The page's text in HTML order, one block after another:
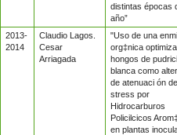
distintas épocas
año”
2013-
2014
Claudio Lagos.
Cesar
Arriagada
"Uso de una
org‡nica
hongos de
blanca como
de atenuaci ón
stress por
Hidrocarburos
Policilcicos
en plantas